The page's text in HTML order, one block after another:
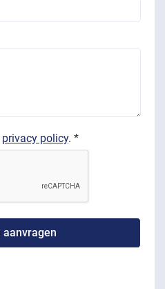
privacy policy. *